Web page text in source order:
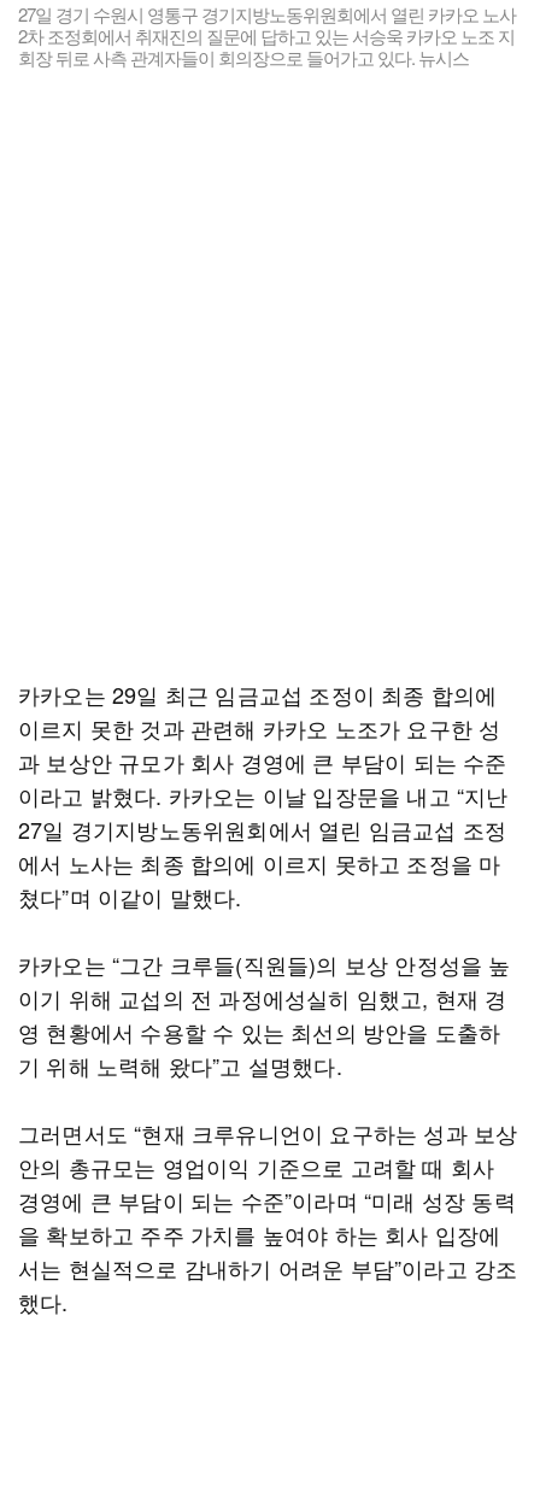
27일 경기 수원시 영통구 경기지방노동위원회에서 열린 카카오 노사
2차 조정회에서 취재진의 질문에 답하고 있는 서승욱 카카오 노조 지
회장 뒤로 사측 관계자들이 회의장으로 들어가고 있다. 뉴시스
카카오는 29일 최근 임금교섭 조정이 최종 합의에
이르지 못한 것과 관련해 카카오 노조가 요구한 성
과 보상안 규모가 회사 경영에 큰 부담이 되는 수준
이라고 밝혔다. 카카오는 이날 입장문을 내고 “지난
27일 경기지방노동위원회에서 열린 임금교섭 조정
에서 노사는 최종 합의에 이르지 못하고 조정을 마
쳤다”며 이같이 말했다.
카카오는 “그간 크루들(직원들)의 보상 안정성을 높
이기 위해 교섭의 전 과정에성실히 임했고, 현재 경
영 현황에서 수용할 수 있는 최선의 방안을 도출하
기 위해 노력해 왔다”고 설명했다.
그러면서도 “현재 크루유니언이 요구하는 성과 보상
안의 총규모는 영업이익 기준으로 고려할 때 회사
경영에 큰 부담이 되는 수준”이라며 “미래 성장 동력
을 확보하고 주주 가치를 높여야 하는 회사 입장에
서는 현실적으로 감내하기 어려운 부담”이라고 강조
했다.